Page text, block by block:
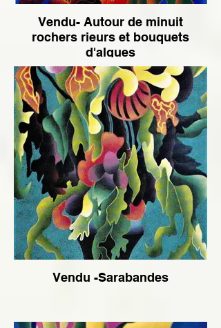
Vendu- Autour de minuit
rochers rieurs et bouquets
d'algues
Vendu -Sarabandes